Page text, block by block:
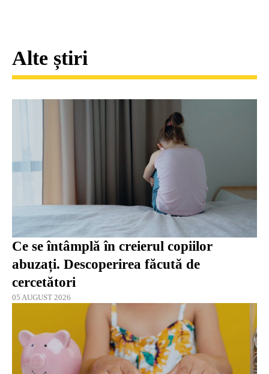
Alte știri
Ce se întâmplă în creierul copiilor
abuzați. Descoperirea făcută de
cercetători
05 AUGUST 2026